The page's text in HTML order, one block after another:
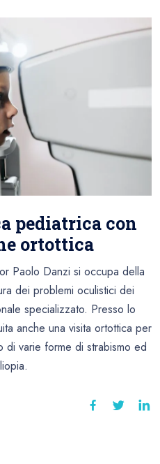
pediatrica con
ortottica
Paolo Danzi si occupa della
dei problemi oculistici dei
specializzato. Presso lo
anche una visita ortottica per
di varie forme di strabismo ed